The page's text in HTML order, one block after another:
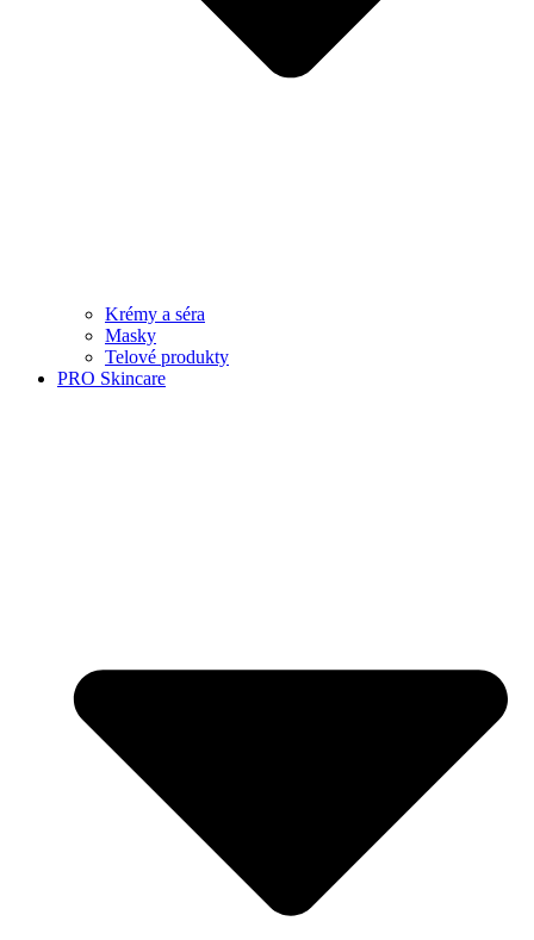
Krémy a séra
Masky
Telové produkty
PRO Skincare